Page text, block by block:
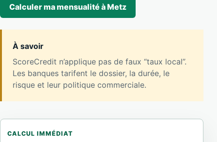
Calculer ma mensualité à Metz
À savoir
ScoreCredit n’applique pas de faux “taux local”.
Les banques tarifent le dossier, la durée, le
risque et leur politique commerciale.
CALCUL IMMÉDIAT